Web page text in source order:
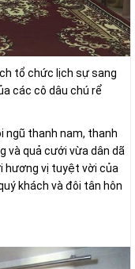
tổ chức lịch sự sang
các cô dâu chú rể
ngũ thanh nam, thanh
và quả cưới vừa dân dã
hương vị tuyệt vời của
khách và đôi tân hôn